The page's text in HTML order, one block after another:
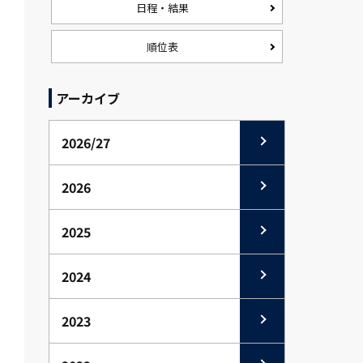
日程・結果
順位表
アーカイブ
2026/27
2026
2025
2024
2023